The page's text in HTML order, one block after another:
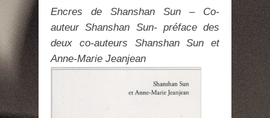
Encres de Shanshan Sun – Co-
auteur Shanshan Sun- préface des
deux co-auteurs Shanshan Sun et
Anne-Marie Jeanjean